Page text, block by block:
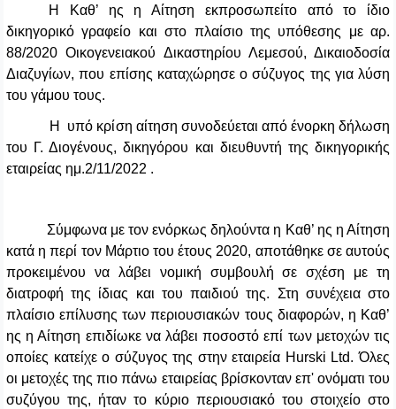
Η Καθ’ ης η Αίτηση εκπροσωπείτο από το ίδιο
δικηγορικό γραφείο και στο πλαίσιο της υπόθεσης με αρ.
88/2020 Οικογενειακού Δικαστηρίου Λεμεσού, Δικαιοδοσία
Διαζυγίων, που επίσης καταχώρησε ο σύζυγος της για λύση
του γάμου τους.
Η υπό κρίση αίτηση συνοδεύεται από ένορκη δήλωση
του Γ. Διογένους, δικηγόρου και διευθυντή της δικηγορικής
εταιρείας ημ.2/11/2022 .
Σύμφωνα με τον ενόρκως δηλούντα η Καθ’ ης η Αίτηση
κατά η περί τον Μάρτιο του έτους 2020, αποτάθηκε σε αυτούς
προκειμένου να λάβει νομική συμβουλή σε σχέση με τη
διατροφή της ίδιας και του παιδιού της. Στη συνέχεια στο
πλαίσιο επίλυσης των περιουσιακών τους διαφορών, η Καθ’
ης η Αίτηση επιδίωκε να λάβει ποσοστό επί των μετοχών τις
οποίες κατείχε ο σύζυγος της στην εταιρεία Hurski Ltd. Όλες
οι μετοχές της πιο πάνω εταιρείας βρίσκονταν επ' ονόματι του
συζύγου της, ήταν το κύριο περιουσιακό του στοιχείο στο